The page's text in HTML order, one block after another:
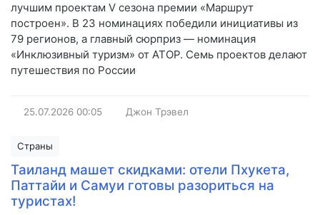
лучшим проектам V сезона премии «Маршрут
построен». В 23 номинациях победили инициативы из
79 регионов, а главный сюрприз — номинация
«Инклюзивный туризм» от АТОР. Семь проектов делают
путешествия по России
25.07.2026 00:05 Джон Трэвел
Страны
Таиланд машет скидками: отели Пхукета,
Паттайи и Самуи готовы разориться на
туристах!